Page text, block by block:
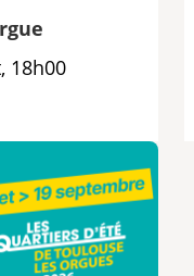
18h00